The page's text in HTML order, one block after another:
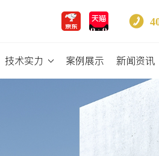
技术实力 案例展示 新闻资讯